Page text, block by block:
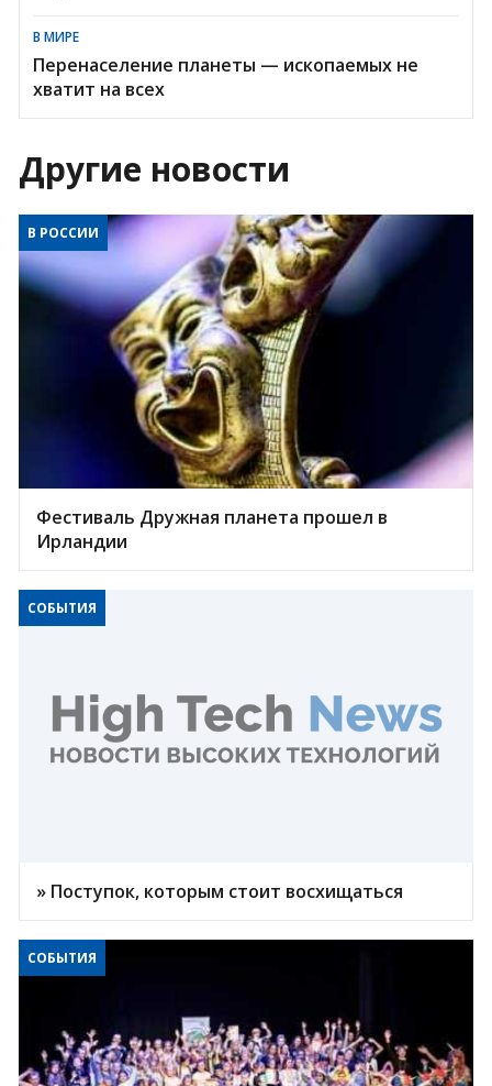
В МИРЕ
Перенаселение планеты — ископаемых не
хватит на всех
Другие новости
В РОССИИ
Фестиваль Дружная планета прошел в
Ирландии
СОБЫТИЯ
» Поступок, которым стоит восхищаться
СОБЫТИЯ